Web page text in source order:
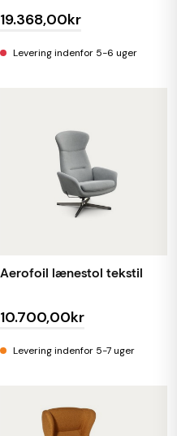
19.368,00kr
Levering indenfor 5-6 uger
Aerofoil lænestol tekstil
10.700,00kr
Levering indenfor 5-7 uger